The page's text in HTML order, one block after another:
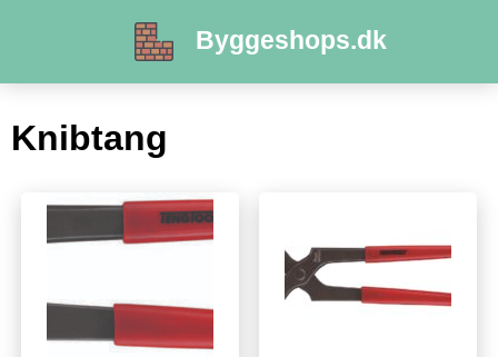
Byggeshops.dk
Knibtang